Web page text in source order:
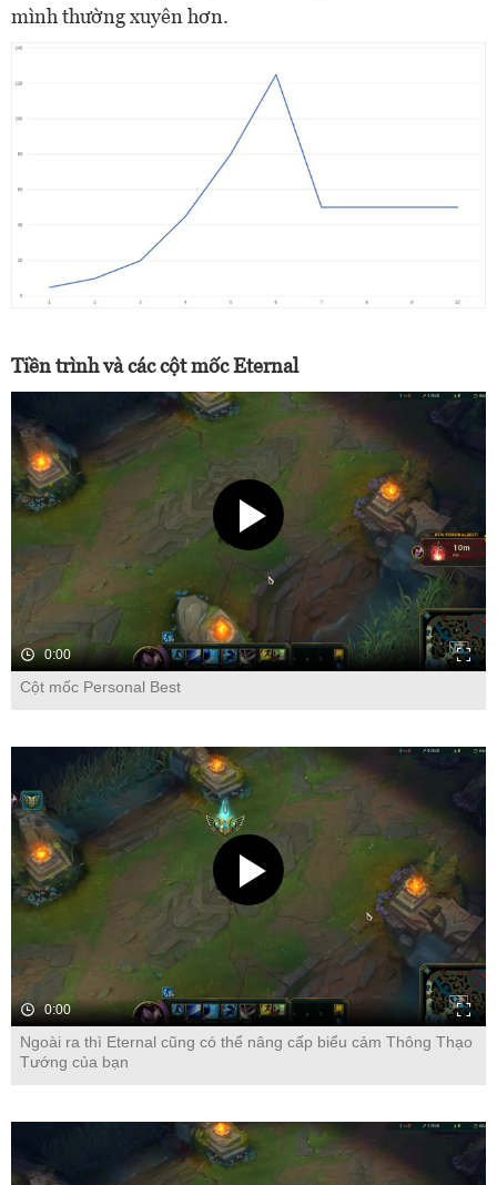
mình thường xuyên hơn.
Tiền trình và các cột mốc Eternal
0:00
Cột mốc Personal Best
0:00
Ngoài ra thì Eternal cũng có thể nâng cấp biểu cảm Thông Thạo
Tướng của bạn